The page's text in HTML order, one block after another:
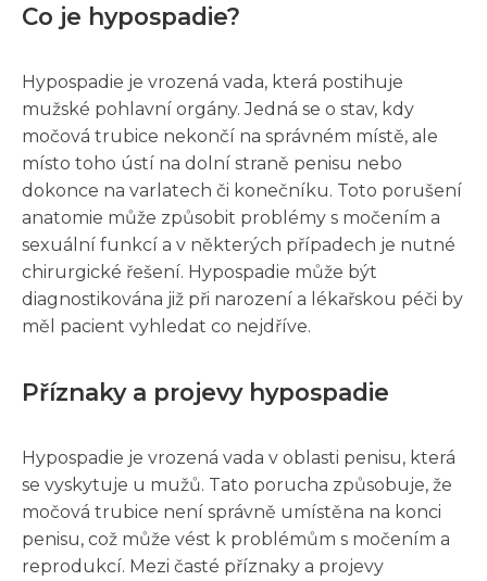
Co je hypospadie?
Hypospadie je vrozená vada, která postihuje
mužské pohlavní orgány. Jedná se o stav, kdy
močová trubice nekončí na správném místě, ale
místo toho ústí na dolní straně penisu nebo
dokonce na varlatech či konečníku. Toto porušení
anatomie může způsobit problémy s močením a
sexuální funkcí a v některých případech je nutné
chirurgické řešení. Hypospadie může být
diagnostikována již při narození a lékařskou péči by
měl pacient vyhledat co nejdříve.
Příznaky a projevy hypospadie
Hypospadie je vrozená vada v oblasti penisu, která
se vyskytuje u mužů. Tato porucha způsobuje, že
močová trubice není správně umístěna na konci
penisu, což může vést k problémům s močením a
reprodukcí. Mezi časté příznaky a projevy